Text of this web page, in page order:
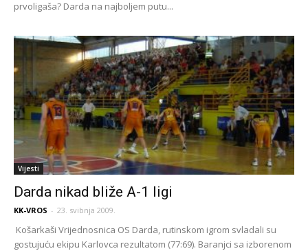
prvoligaša? Darda na najboljem putu...
Vijesti
Darda nikad bliže A-1 ligi
KK-VROS - 23. svibnja 2009.
Košarkaši Vrijednosnica OS Darda, rutinskom igrom svladali su
gostujuću ekipu Karlovca rezultatom (77:69). Baranjci sa izborenom